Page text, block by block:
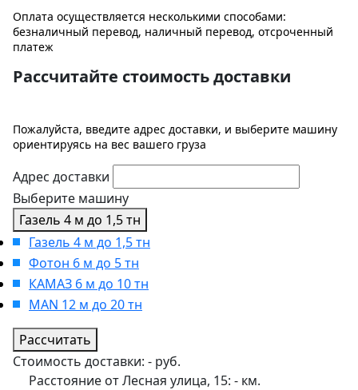
Оплата осуществляется несколькими способами:
безналичный перевод, наличный перевод, отсроченный
платеж
Рассчитайте стоимость доставки
Пожалуйста, введите адрес доставки, и выберите машину
ориентируясь на вес вашего груза
Адрес доставки
Выберите машину
Газель 4 м до 1,5 тн
Газель 4 м до 1,5 тн
Фотон 6 м до 5 тн
КАМАЗ 6 м до 10 тн
MAN 12 м до 20 тн
Рассчитать
Стоимость доставки: - руб.
Расстояние от Лесная улица, 15: - км.